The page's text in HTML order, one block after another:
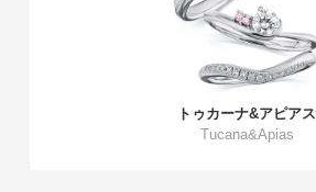
トゥカーナ&アピアス
Tucana&Apias